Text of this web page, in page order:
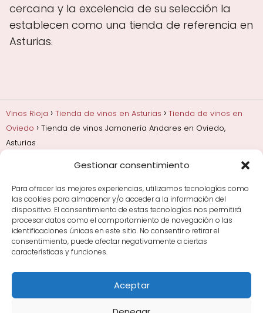
Gestionar consentimiento
Para ofrecer las mejores experiencias, utilizamos tecnologías como
las cookies para almacenar y/o acceder a la información del
dispositivo. El consentimiento de estas tecnologías nos permitirá
procesar datos como el comportamiento de navegación o las
identificaciones únicas en este sitio. No consentir o retirar el
consentimiento, puede afectar negativamente a ciertas
características y funciones.
Aceptar
cercana y la excelencia de su selección la
establecen como una tienda de referencia en
Asturias.
Vinos Rioja Tienda de vinos en Asturias
Tienda de vinos en
Oviedo
Tienda de vinos Jamonería Andares en Oviedo,
Asturias
Añadas, crianza y guarda
Bodegas y marcas de
Comprar vino
Rioja y guías de regalo
Cultura del vino y
curiosidades
Enoturismo en Rioja
Maridajes y vino en la mesa
Tiendas de vino por
ciudades
Tipos de Rioja y clasificación
bodegas por área